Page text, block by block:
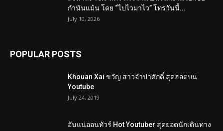
กำนันแม้น โดย “ไปไวมาไว” โทรวันนี้...
July 10, 2026
POPULAR POSTS
Khouan Xai ขวัญ สาวจำปาศักดิ์ สุดฮอตบน
Youtube
July 24, 2019
อันแน่ออนทัวร์ Hot Youtuber สุดยอดนักเดินทาง